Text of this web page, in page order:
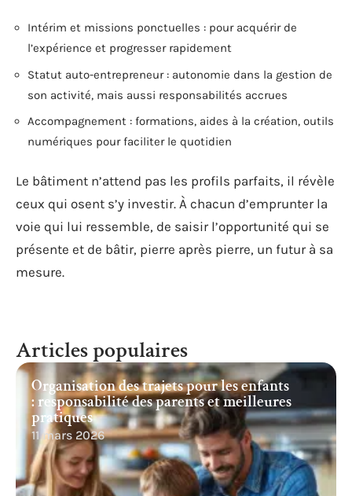
Intérim et missions ponctuelles : pour acquérir de
l’expérience et progresser rapidement
Statut auto-entrepreneur : autonomie dans la gestion de
son activité, mais aussi responsabilités accrues
Accompagnement : formations, aides à la création, outils
numériques pour faciliter le quotidien
Le bâtiment n’attend pas les profils parfaits, il révèle
ceux qui osent s’y investir. À chacun d’emprunter la
voie qui lui ressemble, de saisir l’opportunité qui se
présente et de bâtir, pierre après pierre, un futur à sa
mesure.
Articles populaires
Organisation des trajets pour les enfants
: responsabilité des parents et meilleures
pratiques
11 mars 2026